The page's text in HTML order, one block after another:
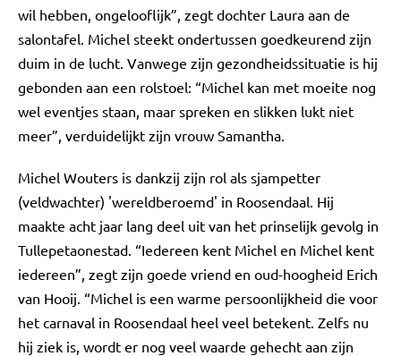
wil hebben, ongelooflijk”, zegt dochter Laura aan de
salontafel. Michel steekt ondertussen goedkeurend zijn
duim in de lucht. Vanwege zijn gezondheidssituatie is hij
gebonden aan een rolstoel: “Michel kan met moeite nog
wel eventjes staan, maar spreken en slikken lukt niet
meer”, verduidelijkt zijn vrouw Samantha.
Michel Wouters is dankzij zijn rol als sjampetter
(veldwachter) 'wereldberoemd' in Roosendaal. Hij
maakte acht jaar lang deel uit van het prinselijk gevolg in
Tullepetaonestad. “Iedereen kent Michel en Michel kent
iedereen”, zegt zijn goede vriend en oud-hoogheid Erich
van Hooij. “Michel is een warme persoonlijkheid die voor
het carnaval in Roosendaal heel veel betekent. Zelfs nu
hij ziek is, wordt er nog veel waarde gehecht aan zijn